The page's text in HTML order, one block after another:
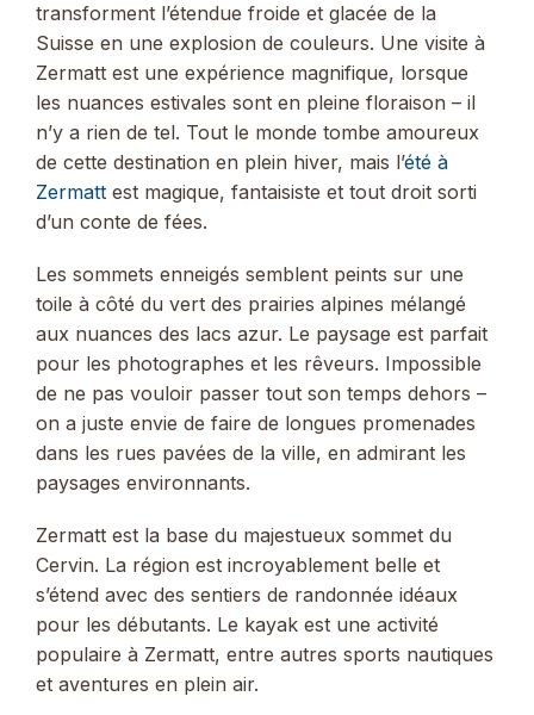
transforment l’étendue froide et glacée de la
Suisse en une explosion de couleurs. Une visite à
Zermatt est une expérience magnifique, lorsque
les nuances estivales sont en pleine floraison – il
n’y a rien de tel. Tout le monde tombe amoureux
de cette destination en plein hiver, mais l’été à
Zermatt est magique, fantaisiste et tout droit sorti
d’un conte de fées.
Les sommets enneigés semblent peints sur une
toile à côté du vert des prairies alpines mélangé
aux nuances des lacs azur. Le paysage est parfait
pour les photographes et les rêveurs. Impossible
de ne pas vouloir passer tout son temps dehors –
on a juste envie de faire de longues promenades
dans les rues pavées de la ville, en admirant les
paysages environnants.
Zermatt est la base du majestueux sommet du
Cervin. La région est incroyablement belle et
s’étend avec des sentiers de randonnée idéaux
pour les débutants. Le kayak est une activité
populaire à Zermatt, entre autres sports nautiques
et aventures en plein air.